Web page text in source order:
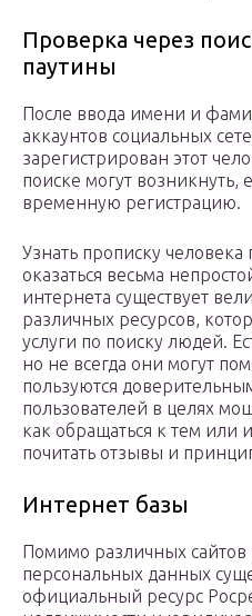
Проверка через
паутины
После ввода имени и
аккаунтов социальных
зарегистрирован этот
поиске могут возникнуть,
временную регистрацию.
Узнать прописку
оказаться весьма
интернета существует
различных ресурсов,
услуги по поиску людей.
но не всегда они могут
пользуются
пользователей в целях
как обращаться к тем или
почитать отзывы и
Интернет базы
Помимо различных
персональных данных
официальный ресурс